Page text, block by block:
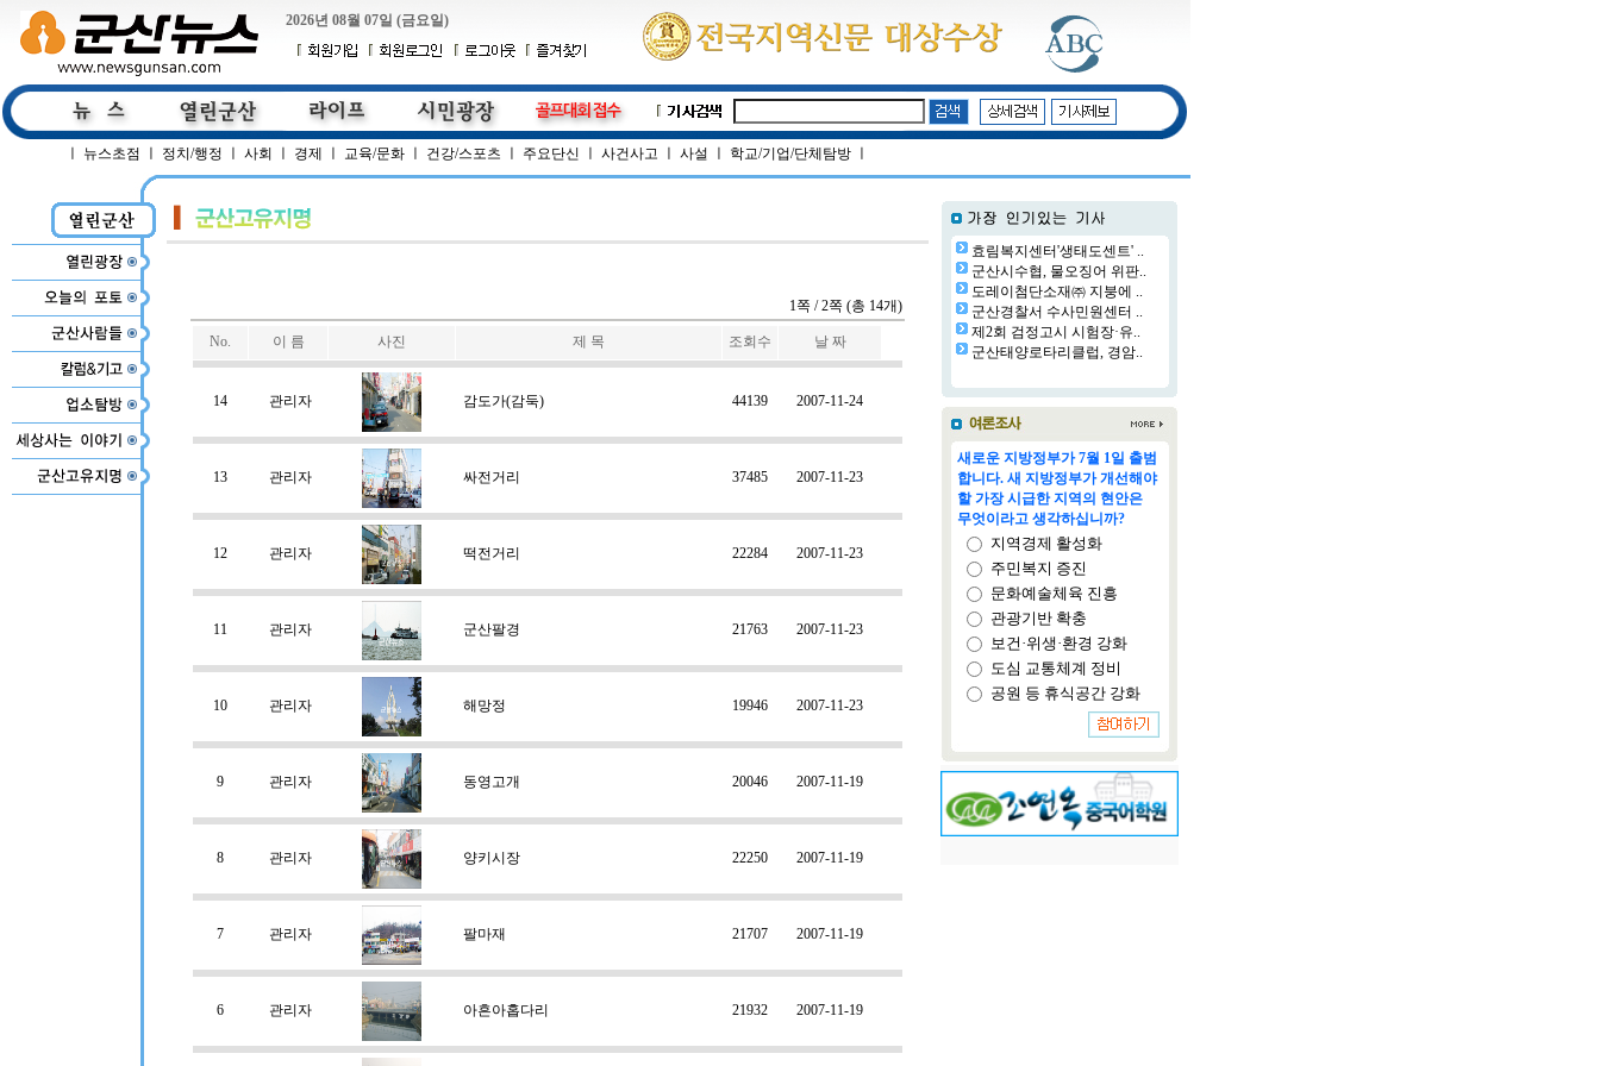
2026년 08월 07일 (금요일)
뉴스초점 정치/행정 사회 경제 교육/문화 건강/스포츠 주요단신 사건사고 사설 학교/기업/단체탐방
1쪽 / 2쪽 (총 14개)
No. 이 름 사진 제 목 조회수 날 짜
14 관리자 감도가(감둑) 44139 2007-11-24
13 관리자 싸전거리 37485 2007-11-23
12 관리자 떡전거리 22284 2007-11-23
11 관리자 군산팔경 21763 2007-11-23
10 관리자 해망정 19946 2007-11-23
9 관리자 동영고개 20046 2007-11-19
8 관리자 양키시장 22250 2007-11-19
7 관리자 팔마재 21707 2007-11-19
6 관리자 아흔아홉다리 21932 2007-11-19
효림복지센터'생태도센트' ..
군산시수협, 물오징어 위판..
도레이첨단소재㈜ 지붕에 ..
군산경찰서 수사민원센터 ..
제2회 검정고시 시험장·유..
군산태양로타리클럽, 경암..
새로운 지방정부가 7월 1일 출범
합니다. 새 지방정부가 개선해야
할 가장 시급한 지역의 현안은
무엇이라고 생각하십니까?
지역경제 활성화
주민복지 증진
문화예술체육 진흥
관광기반 확충
보건·위생·환경 강화
도심 교통체계 정비
공원 등 휴식공간 강화